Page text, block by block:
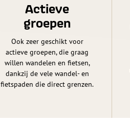
Actieve
groepen
Ook zeer geschikt voor
actieve groepen, die graag
willen wandelen en fietsen,
dankzij de vele wandel- en
fietspaden die direct grenzen.